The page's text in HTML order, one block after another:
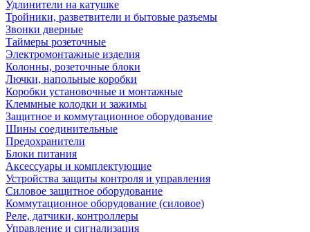
Удлинители на катушке
Тройники, разветвители и бытовые разъемы
Звонки дверные
Таймеры розеточные
Электромонтажные изделия
Колонны, розеточные блоки
Лючки, напольные коробки
Коробки установочные и монтажные
Клеммные колодки и зажимы
Защитное и коммутационное оборудование
Шины соединительные
Предохранители
Блоки питания
Аксессуары и комплектующие
Устройства защиты контроля и управления
Силовое защитное оборудование
Коммутационное оборудование (силовое)
Реле, датчики, контроллеры
Управление и сигнализация